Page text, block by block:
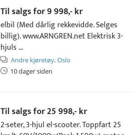
Til salgs for9 998,- kr
elbil (Med dårlig rekkevidde. Selges
billig). www.ARNGREN.net Elektrisk 3-
hjuls ...
Andre kjøretøy,Oslo
10 dager siden
Til salgs for25 998,- kr
2-seter, 3-hjul el-scooter. Toppfart 25